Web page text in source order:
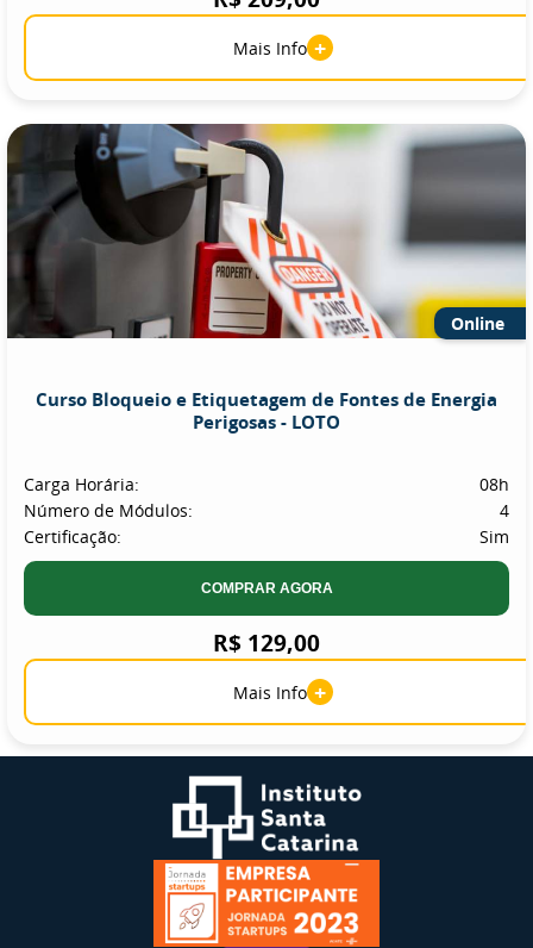
Mais Info +
Online
Curso Bloqueio e Etiquetagem de Fontes de Energia
Perigosas - LOTO
Carga Horária:
08h
Número de Módulos:
4
Certificação:
Sim
COMPRAR AGORA
R$ 129,00
Mais Info +